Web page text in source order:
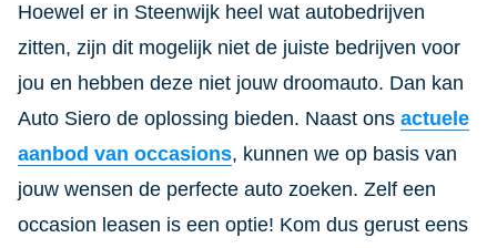
Hoewel er in Steenwijk heel wat autobedrijven
zitten, zijn dit mogelijk niet de juiste bedrijven voor
jou en hebben deze niet jouw droomauto. Dan kan
Auto Siero de oplossing bieden. Naast ons actuele
aanbod van occasions, kunnen we op basis van
jouw wensen de perfecte auto zoeken. Zelf een
occasion leasen is een optie! Kom dus gerust eens